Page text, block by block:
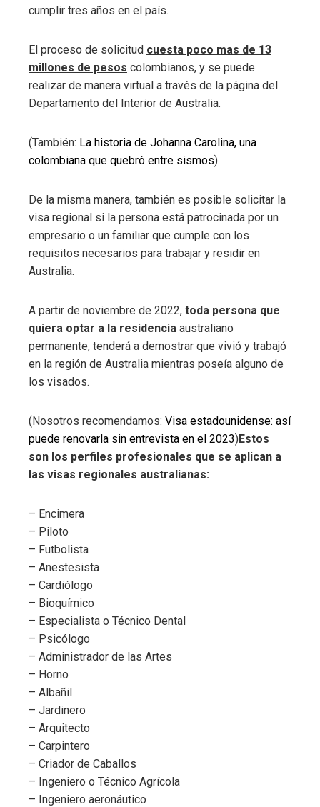
cumplir tres años en el país.
El proceso de solicitud cuesta poco mas de 13
millones de pesos colombianos, y se puede
realizar de manera virtual a través de la página del
Departamento del Interior de Australia.
(También: La historia de Johanna Carolina, una
colombiana que quebró entre sismos)
De la misma manera, también es posible solicitar la
visa regional si la persona está patrocinada por un
empresario o un familiar que cumple con los
requisitos necesarios para trabajar y residir en
Australia.
A partir de noviembre de 2022, toda persona que
quiera optar a la residencia australiano
permanente, tenderá a demostrar que vivió y trabajó
en la región de Australia mientras poseía alguno de
los visados.
(Nosotros recomendamos: Visa estadounidense: así
puede renovarla sin entrevista en el 2023)Estos
son los perfiles profesionales que se aplican a
las visas regionales australianas:
– Encimera
– Piloto
– Futbolista
– Anestesista
– Cardiólogo
– Bioquímico
– Especialista o Técnico Dental
– Psicólogo
– Administrador de las Artes
– Horno
– Albañil
– Jardinero
– Arquitecto
– Carpintero
– Criador de Caballos
– Ingeniero o Técnico Agrícola
– Ingeniero aeronáutico